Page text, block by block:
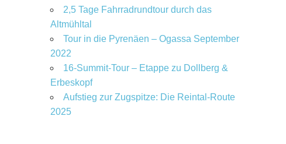
2,5 Tage Fahrradrundtour durch das
Altmühltal
Tour in die Pyrenäen – Ogassa September
2022
16‑Summit‑Tour – Etappe zu Dollberg &
Erbeskopf
Aufstieg zur Zugspitze: Die Reintal-Route
2025